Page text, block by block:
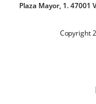
Plaza Mayor, 1. 47001
Copyright